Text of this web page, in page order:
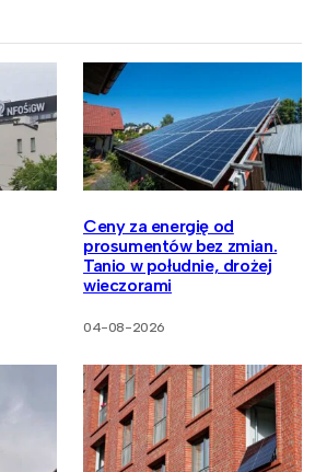
Ceny za energię od
prosumentów bez zmian.
Tanio w południe, drożej
wieczorami
04-08-2026